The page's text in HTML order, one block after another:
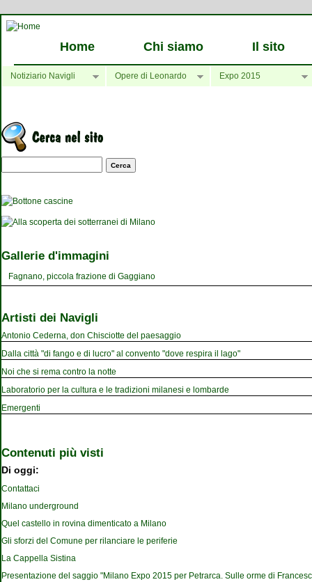
Home Chi siamo Il sito
Notiziario Navigli Opere di Leonardo Expo 2015
Maschera di ricerca
Gallerie d'immagini
Fagnano, piccola frazione di Gaggiano
Artisti dei Navigli
Antonio Cederna, don Chisciotte del paesaggio
Dalla città "di fango e di lucro" al convento "dove respira il lago"
Noi che si rema contro la notte
Laboratorio per la cultura e le tradizioni milanesi e lombarde
Emergenti
Contenuti più visti
Di oggi:
Contattaci
Milano underground
Quel castello in rovina dimenticato a Milano
Gli sforzi del Comune per rilanciare le periferie
La Cappella Sistina
Presentazione del saggio "Milano Expo 2015 per Petrarca. Sulle orme di